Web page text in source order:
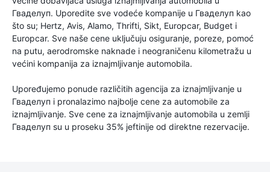
Гваделуп. Uporedite sve vodeće kompanije u Гваделуп kao
što su; Hertz, Avis, Alamo, Thrifti, Sikt, Europcar, Budget i
Europcar. Sve naše cene uključuju osiguranje, poreze, pomoć
na putu, aerodromske naknade i neograničenu kilometražu u
većini kompanija za iznajmljivanje automobila.
Upoređujemo ponude različitih agencija za iznajmljivanje u
Гваделуп i pronalazimo najbolje cene za automobile za
iznajmljivanje. Sve cene za iznajmljivanje automobila u zemlji
Гваделуп su u proseku 35% jeftinije od direktne rezervacije.